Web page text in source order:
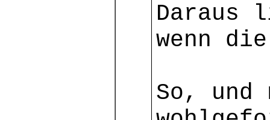
Daraus
wenn
So, und